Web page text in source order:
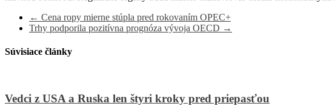
← Cena ropy mierne stúpla pred rokovaním OPEC+
Trhy podporila pozitívna prognóza vývoja OECD →
Súvisiace články
Vedci z USA a Ruska len štyri kroky pred priepasťou